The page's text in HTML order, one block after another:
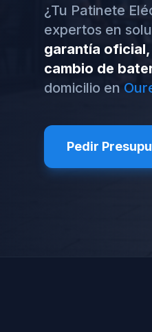
¿Tu Patinete
expertos en
garantía oficial,
cambio de
domicilio en
Pedir